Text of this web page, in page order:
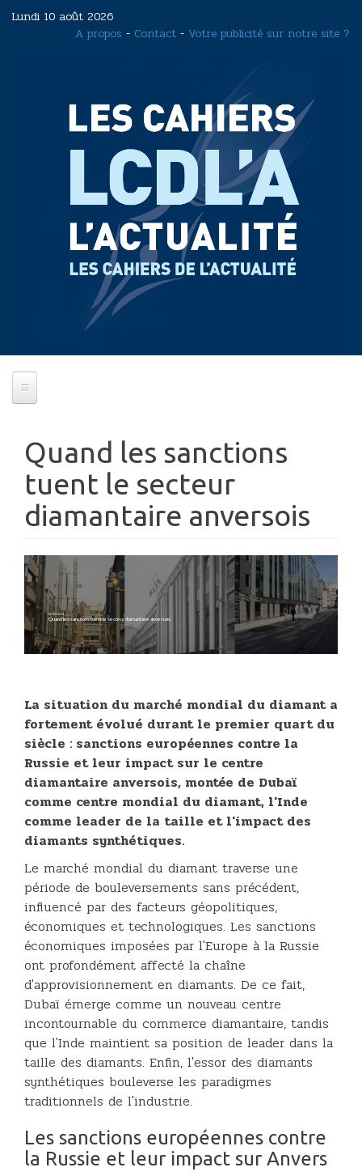
Lundi 10 août 2026
A propos - Contact - Votre publicité sur notre site ?
Quand les sanctions
tuent le secteur
diamantaire anversois
19/11/2024
Quand les sanctions tuent le secteur diamantaire anversois
La situation du marché mondial du diamant a
fortement évolué durant le premier quart du
siècle : sanctions européennes contre la
Russie et leur impact sur le centre
diamantaire anversois, montée de Dubaï
comme centre mondial du diamant, l'Inde
comme leader de la taille et l'impact des
diamants synthétiques.
Le marché mondial du diamant traverse une
période de bouleversements sans précédent,
influencé par des facteurs géopolitiques,
économiques et technologiques. Les sanctions
économiques imposées par l'Europe à la Russie
ont profondément affecté la chaîne
d'approvisionnement en diamants. De ce fait,
Dubaï émerge comme un nouveau centre
incontournable du commerce diamantaire, tandis
que l'Inde maintient sa position de leader dans la
taille des diamants. Enfin, l'essor des diamants
synthétiques bouleverse les paradigmes
traditionnels de l'industrie.
Les sanctions européennes contre
la Russie et leur impact sur Anvers